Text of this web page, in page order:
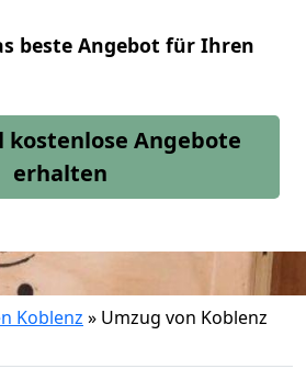
beste Angebot für Ihren
kostenlose Angebote
erhalten
Koblenz » Umzug von Koblenz